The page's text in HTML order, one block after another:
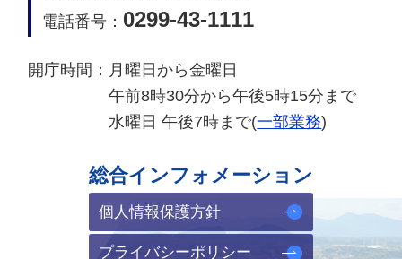
電話番号： 0299-43-1111
開庁時間： 月曜日から金曜日
午前8時30分から午後5時15分まで
水曜日 午後7時まで(一部業務)
総合インフォメーション
個人情報保護方針
プライバシーポリシー